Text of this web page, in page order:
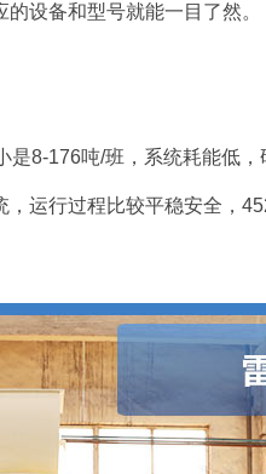
设备和型号就能一目了然。
8-176吨/班，系统耗能低，
运行过程比较平稳安全，